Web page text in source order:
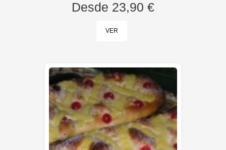
Desde 23,90 €
VER